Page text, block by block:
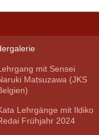
mit Sensei
Matsuzawa (JKS
Lehrgänge mit Ildiko
Frühjahr 2024